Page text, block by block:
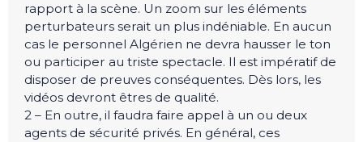
rapport à la scène. Un zoom sur les éléments
perturbateurs serait un plus indéniable. En aucun
cas le personnel Algérien ne devra hausser le ton
ou participer au triste spectacle. Il est impératif de
disposer de preuves conséquentes. Dès lors, les
vidéos devront êtres de qualité.
2 – En outre, il faudra faire appel à un ou deux
agents de sécurité privés. En général, ces